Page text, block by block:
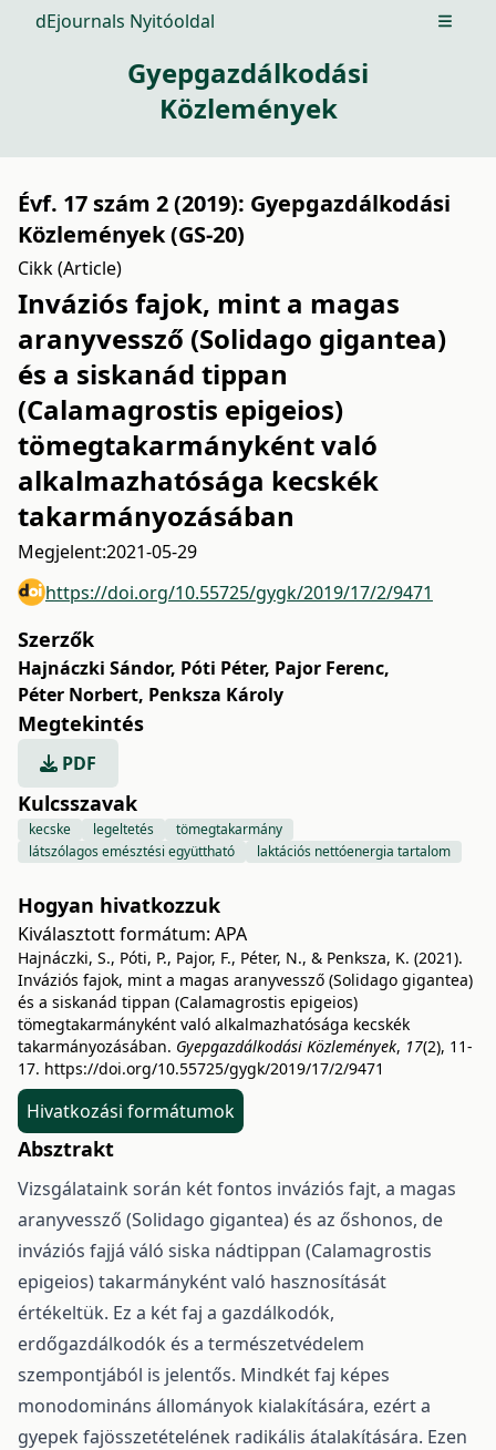
dEjournals Nyitóoldal Open
Gyepgazdálkodási
Közlemények
Évf. 17 szám 2 (2019): Gyepgazdálkodási
Közlemények (GS-20)
Cikk (Article)
Inváziós fajok, mint a magas
aranyvessző (Solidago gigantea)
és a siskanád tippan
(Calamagrostis epigeios)
tömegtakarmányként való
alkalmazhatósága kecskék
takarmányozásában
Megjelent:2021-05-29
https://doi.org/10.55725/gygk/2019/17/2/9471
Szerzők
Hajnáczki Sándor, Póti Péter, Pajor Ferenc,
Péter Norbert, Penksza Károly
Megtekintés
PDF
Kulcsszavak
kecske legeltetés
tömegtakarmány
látszólagos emésztési együttható
laktációs nettóenergia tartalom
Hogyan hivatkozzuk
Kiválasztott formátum: APA
Hajnáczki, S., Póti, P., Pajor, F., Péter, N., & Penksza, K. (2021).
Inváziós fajok, mint a magas aranyvessző (Solidago gigantea)
és a siskanád tippan (Calamagrostis epigeios)
tömegtakarmányként való alkalmazhatósága kecskék
takarmányozásában. Gyepgazdálkodási Közlemények, 17(2), 11-
17. https://doi.org/10.55725/gygk/2019/17/2/9471
Hivatkozási formátumok
Absztrakt
Vizsgálataink során két fontos inváziós fajt, a magas
aranyvessző (Solidago gigantea) és az őshonos, de
inváziós fajjá váló siska nádtippan (Calamagrostis
epigeios) takarmányként való hasznosítását
értékeltük. Ez a két faj a gazdálkodók,
erdőgazdálkodók és a természetvédelem
szempontjából is jelentős. Mindkét faj képes
monodomináns állományok kialakítására, ezért a
gyepek fajösszetételének radikális átalakítására. Ezen